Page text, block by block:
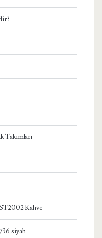
Takımları
Kahve
siyah